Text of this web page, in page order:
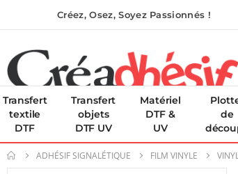
Créez, Osez, Soyez Passionnés !
Transfert
textile
DTF
Transfert
objets
DTF UV
Matériel
DTF &
UV
de
ADHÉSIF SIGNALÉTIQUE FILM VINYLE